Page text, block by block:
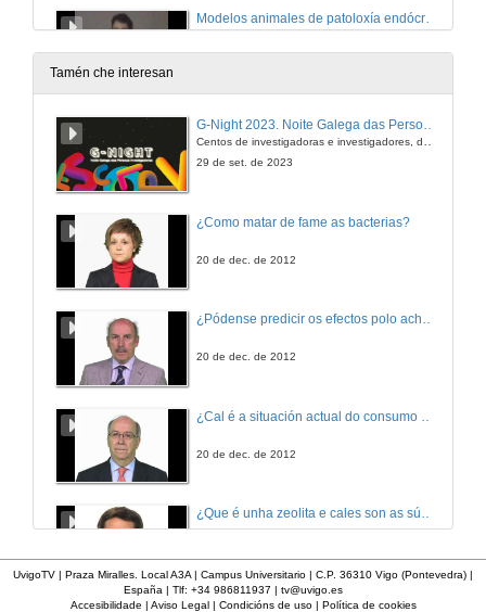
11 de dec. de 2008
Neuroendocrinoloxía
Tamén che interesan
G-Night 2023. Noite Galega das Persoas Investigadoras. Conciencias creativas
29 de set. de 2023
¿Como matar de fame as bacterias?
20 de dec. de 2012
¿Pódense predicir os efectos polo achegamento á Terra dos asteroides?
20 de dec. de 2012
20 de dec. de 2012
¿Que é unha zeolita e cales son as súas aplicacións?
UvigoTV | Praza Miralles. Local A3A | Campus Universitario | C.P. 36310 Vigo (Pontevedra) |
España | Tlf: +34 986811937 | tv@uvigo.es
Accesibilidade | Aviso Legal| Condicións de uso| Política de cookies